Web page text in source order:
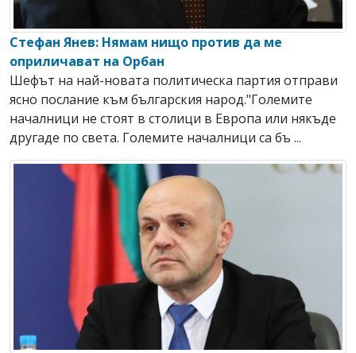
Стефан Янев: Нямам нищо против да ме
оприличават на Орбан
Шефът на най-новата политическа партия отправи
ясно послание към българския народ."Големите
началници не стоят в столици в Европа или някъде
другаде по света. Големите началници са бъ ...